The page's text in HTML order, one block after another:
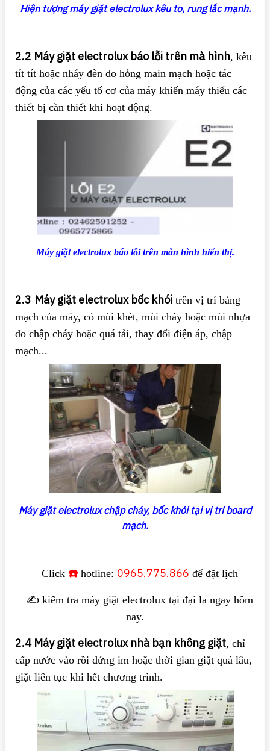
Hiện tượng máy giặt electrolux kêu to, rung lắc mạnh.
2.2 Máy giặt electrolux báo lỗi trên mà hình, kêu
tít tít hoặc nháy đèn do hỏng main mạch hoặc tác
động của các yếu tố cơ của máy khiến máy thiếu các
thiết bị cần thiết khi hoạt động.
Máy giặt electrolux báo lỗi trên màn hình hiển thị.
2.3 Máy giặt electrolux bốc khói trên vị trí bảng
mạch của máy, có mùi khét, mùi cháy hoặc mùi nhựa
do chập cháy hoặc quá tải, thay đổi điện áp, chập
mạch...
Máy giặt electrolux chập cháy, bốc khói tại vị trí board
mạch.
Click ☎️hotline: 0965.775.866 để đặt lịch
✍️ kiểm tra máy giặt electrolux tại đại la ngay hôm
nay.
2.4 Máy giặt electrolux nhà bạn không giặt, chỉ
cấp nước vào rồi đứng im hoặc thời gian giặt quá lâu,
giặt liên tục khi hết chương trình.